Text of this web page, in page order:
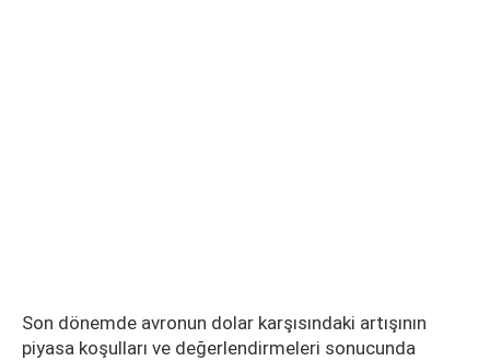
Son dönemde avronun dolar karşısındaki artışının
piyasa koşulları ve değerlendirmeleri sonucunda